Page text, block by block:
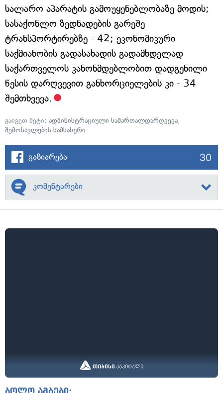
სალარო აპარატის გამოუყენებლობაზე მოდის;
სასაქონლო ზედნადების გარეშე
ტრანსპორტირებზე - 42; ეკონომიკური
საქმიანობის გადასახადის გადამხდელად
საქართველოს კანონმდებლობით დადგენილი
წესის დარღვევით განხორციელების კი - 34
შემთხვევა.
გაიგეთ მეტი: ადმინისტრაციული სამართალდარღვევა,
შემოსავლების სამსახური
გაზიარება 30
კომენტარები